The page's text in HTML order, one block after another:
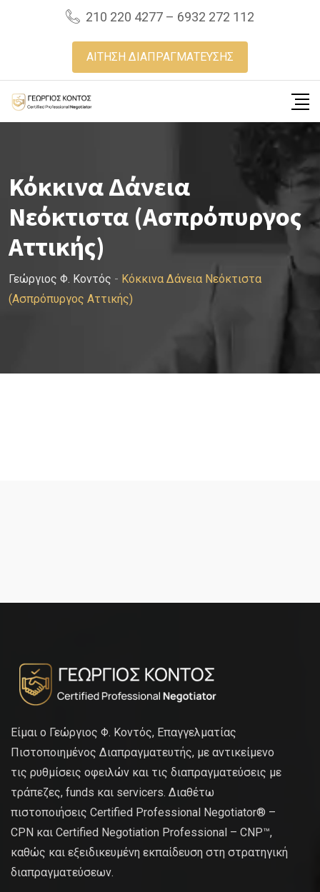
210 220 4277 – 6932 272 112
ΑΙΤΗΣΗ ΔΙΑΠΡΑΓΜΑΤΕΥΣΗΣ
Κόκκινα Δάνεια
Νεόκτιστα (Ασπρόπυργος
Αττικής)
Γεώργιος Φ. Κοντός - Κόκκινα Δάνεια Νεόκτιστα
(Ασπρόπυργος Αττικής)
Είμαι ο Γεώργιος Φ. Κοντός, Επαγγελματίας
Πιστοποιημένος Διαπραγματευτής, με αντικείμενο
τις ρυθμίσεις οφειλών και τις διαπραγματεύσεις με
τράπεζες, funds και servicers. Διαθέτω
πιστοποιήσεις Certified Professional Negotiator® –
CPN και Certified Negotiation Professional – CNP™,
καθώς και εξειδικευμένη εκπαίδευση στη στρατηγική
διαπραγματεύσεων.